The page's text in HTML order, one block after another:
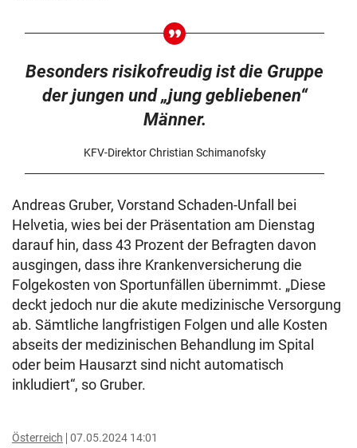
Besonders risikofreudig ist die Gruppe
der jungen und „jung gebliebenen“
Männer.
KFV-Direktor Christian Schimanofsky
Andreas Gruber, Vorstand Schaden-Unfall bei
Helvetia, wies bei der Präsentation am Dienstag
darauf hin, dass 43 Prozent der Befragten davon
ausgingen, dass ihre Krankenversicherung die
Folgekosten von Sportunfällen übernimmt. „Diese
deckt jedoch nur die akute medizinische Versorgung
ab. Sämtliche langfristigen Folgen und alle Kosten
abseits der medizinischen Behandlung im Spital
oder beim Hausarzt sind nicht automatisch
inkludiert“, so Gruber.
Österreich 07.05.2024 14:01